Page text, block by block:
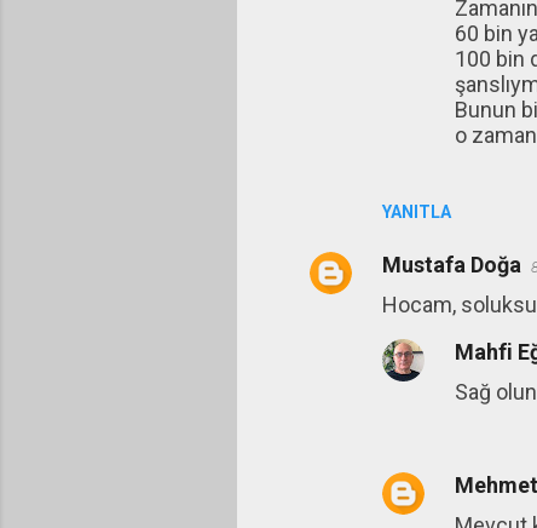
YANITLA
60 bin
100 bin
Bunun
o
Mustafa Doğa
Hocam,
Mahfi
Sağ olun
Mehmet